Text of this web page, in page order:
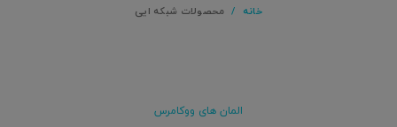
خانه محصولات شبکه ایی
المان های ووکامرس